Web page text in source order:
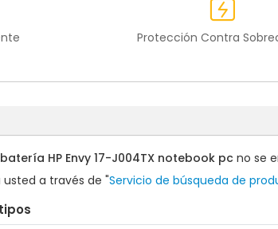
Protección Contra
batería HP Envy 17-J004TX notebook pc no se
a través de "Servicio de búsqueda de